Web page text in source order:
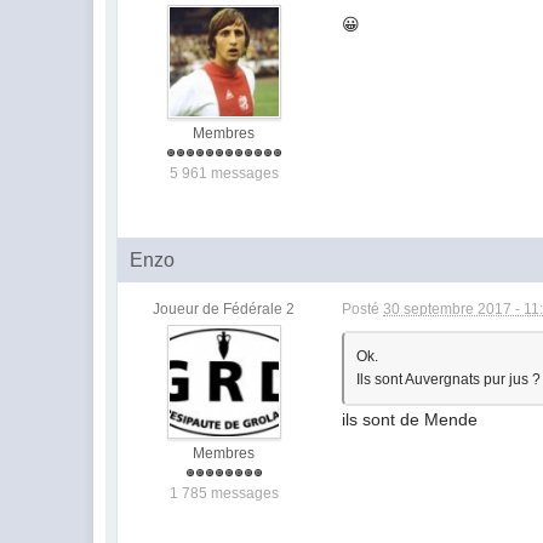
Membres
5 961 messages
😀
Enzo
Joueur de Fédérale 2
Membres
1 785 messages
Posté30 septembre 2017 -
Ok.
Ils sont Auvergnats pur jus ?
ils sont de Mende